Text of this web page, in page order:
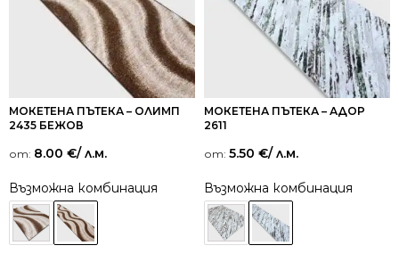
МОКЕТЕНА ПЪТЕКА – ОЛИМП
2435 БЕЖОВ
от: 8.00 €/ л.м.
Възможна комбинация
МОКЕТЕНА ПЪТЕКА – АДОР
2611
от: 5.50 €/ л.м.
Възможна комбинация